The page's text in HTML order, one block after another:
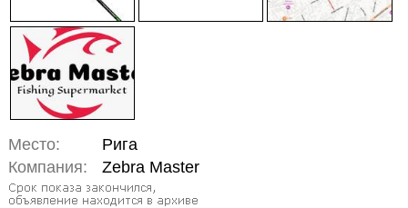
Место:
Рига
Компания:
Zebra Master